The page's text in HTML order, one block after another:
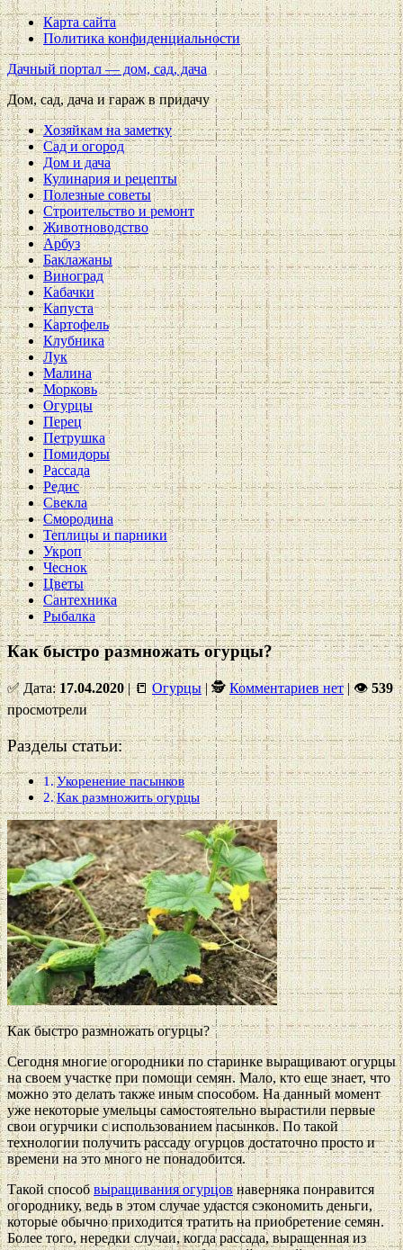
Карта сайта
Политика конфиденциальности
Дачный портал — дом, сад, дача
Дом, сад, дача и гараж в придачу
Хозяйкам на заметку
Сад и огород
Дом и дача
Кулинария и рецепты
Полезные советы
Строительство и ремонт
Животноводство
Арбуз
Баклажаны
Виноград
Кабачки
Капуста
Картофель
Клубника
Лук
Малина
Морковь
Огурцы
Перец
Петрушка
Помидоры
Рассада
Редис
Свекла
Смородина
Теплицы и парники
Укроп
Чеснок
Цветы
Сантехника
Рыбалка
Как быстро размножать огурцы?
✅ Дата:17.04.2020| 📒Огурцы| 🕵Комментариев нет|👁539
просмотрели
Разделы статьи:
Укоренение пасынков
Как размножить огурцы
Как быстро размножать огурцы?
Сегодня многие огородники по старинке выращивают огурцы
на своем участке при помощи семян. Мало, кто еще знает, что
можно это делать также иным способом. На данный момент
уже некоторые умельцы самостоятельно вырастили первые
свои огурчики с использованием пасынков. По такой
технологии получить рассаду огурцов достаточно просто и
времени на это много не понадобится.
Такой способвыращивания огурцовнаверняка понравится
огороднику, ведь в этом случае удастся сэкономить деньги,
которые обычно приходится тратить на приобретение семян.
Более того, нередки случаи, когда рассада, выращенная из